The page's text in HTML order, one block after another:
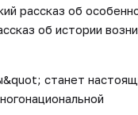
рассказ об
об истории
станет